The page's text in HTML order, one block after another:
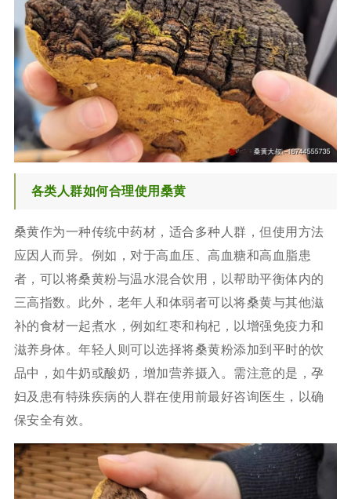
各类人群如何合理使用桑黄
桑黄作为一种传统中药材，适合多种人群，但使用方法
应因人而异。例如，对于高血压、高血糖和高血脂患
者，可以将桑黄粉与温水混合饮用，以帮助平衡体内的
三高指数。此外，老年人和体弱者可以将桑黄与其他滋
补的食材一起煮水，例如红枣和枸杞，以增强免疫力和
滋养身体。年轻人则可以选择将桑黄粉添加到平时的饮
品中，如牛奶或酸奶，增加营养摄入。需注意的是，孕
妇及患有特殊疾病的人群在使用前最好咨询医生，以确
保安全有效。